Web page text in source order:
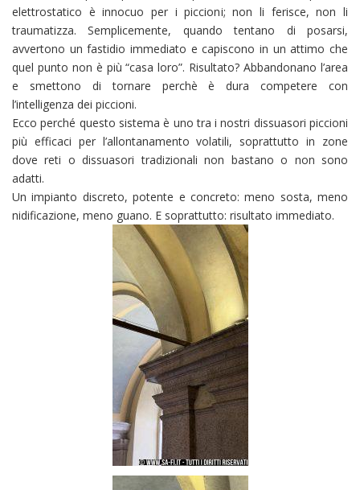
elettrostatico è innocuo per i piccioni; non li ferisce, non li
traumatizza. Semplicemente, quando tentano di posarsi,
avvertono un fastidio immediato e capiscono in un attimo che
quel punto non è più “casa loro”. Risultato? Abbandonano l’area
e smettono di tornare perchè è dura competere con
l’intelligenza dei piccioni.
Ecco perché questo sistema è uno tra i nostri dissuasori piccioni
più efficaci per l’allontanamento volatili, soprattutto in zone
dove reti o dissuasori tradizionali non bastano o non sono
adatti.
Un impianto discreto, potente e concreto: meno sosta, meno
nidificazione, meno guano. E soprattutto: risultato immediato.